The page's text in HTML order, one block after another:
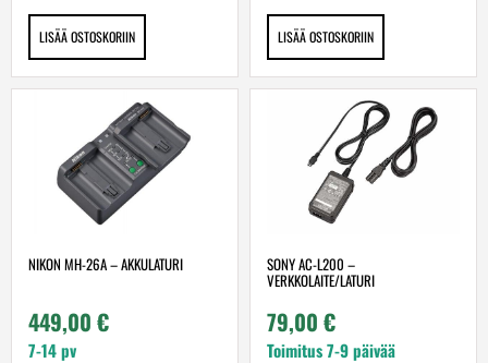
LISÄÄ OSTOSKORIIN LISÄÄ OSTOSKORIIN
NIKON MH-26A – AKKULATURI
449,00 €
7-14 pv
SONY AC-L200 –
VERKKOLAITE/LATURI
79,00 €
Toimitus 7-9 päivää